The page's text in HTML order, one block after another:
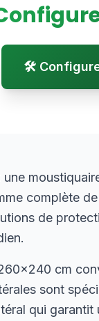
🛠️
une
complète
de
cm
sont
qui